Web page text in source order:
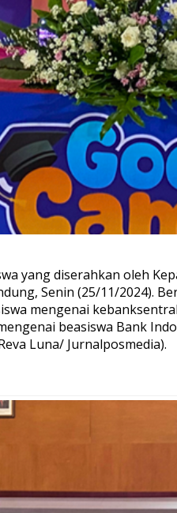
yang diserahkan oleh
Senin (25/11/2024).
mengenai
beasiswa Bank
Luna/ Jurnalposmedia).